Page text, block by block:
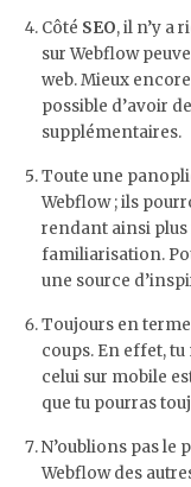
Côté SEO, il n’y a
sur Webflow
web. Mieux
possible d’avoir
supplémentaires.
Toute une
Webflow ; ils
rendant ainsi plus
familiarisation.
une source
Toujours en
coups. En effet, tu
celui sur mobile
que tu pourras
N’oublions pas
Webflow des